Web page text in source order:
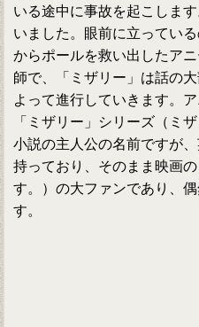
いる途中に事故を起こしま
いました。眼前に立ってい
からポールを救い出したア
師で、「ミザリー」は話の
よって進行していきます。
「ミザリー」シリーズ（ミ
小説の主人公の名前ですが
持っており、そのまま映画
す。）の大ファンであり、
す。